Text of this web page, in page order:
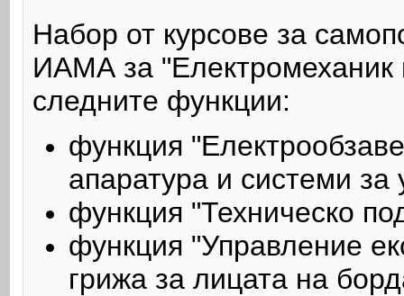
Набор от курсове за
ИАМА за
следните функции:
функция
апаратура и системи за
функция "Техническо
функция "Управление
грижа за лицата на